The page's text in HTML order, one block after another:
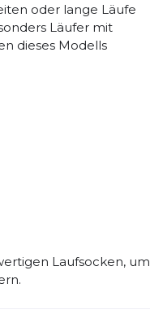
oder lange Läufe
Läufer mit
dieses Modells
Laufsocken, um